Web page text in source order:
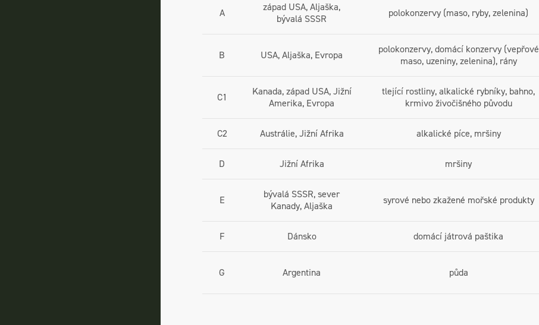
A
západ USA, Aljaška,
bývalá SSSR
polokonzervy (maso, ryby, zelenina)
B USA, Aljaška, Evropa
polokonzervy, domácí konzervy (vepřové
maso, uzeniny, zelenina), rány
C1
Kanada, západ USA, Jižní
Amerika, Evropa
tlející rostliny, alkalické rybníky, bahno,
krmivo živočišného původu
C2 Austrálie, Jižní Afrika alkalické píce, mršiny
D Jižní Afrika mršiny
E
bývalá SSSR, sever
Kanady, Aljaška
syrové nebo zkažené mořské produkty
F Dánsko domácí játrová paštika
G Argentina půda